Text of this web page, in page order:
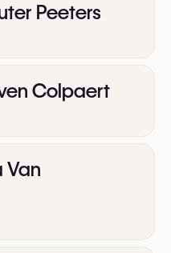
Peeters
Colpaert
Van